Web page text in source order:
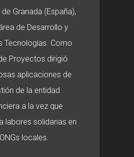
Granada (España),
de Desarrollo y
Tecnologías. Como
Proyectos dirigió
aplicaciones de
de la entidad
a la vez que
labores solidarias en
ONGs locales.